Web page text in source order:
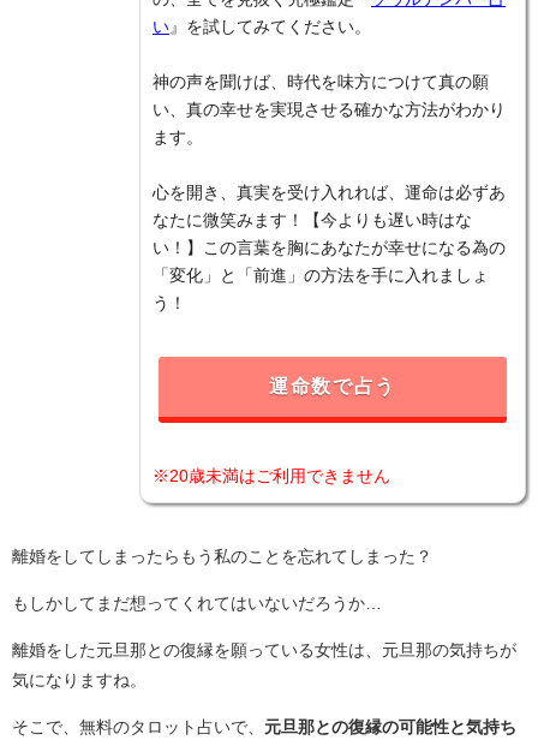
い 』を試してみてください。
神の声を聞けば、時代を味方につけて真の願
い、真の幸せを実現させる確かな方法がわかり
ます。
心を開き、真実を受け入れれば、運命は必ずあ
なたに微笑みます！【今よりも遅い時はな
い！】この言葉を胸にあなたが幸せになる為の
「変化」と「前進」の方法を手に入れましょ
う！
運命数で占う
※20歳未満はご利用できません
離婚をしてしまったらもう私のことを忘れてしまった？
もしかしてまだ想ってくれてはいないだろうか…
離婚をした元旦那との復縁を願っている女性は、元旦那の気持ちが
気になりますね。
そこで、無料のタロット占いで、 元旦那との復縁の可能性と気持ち